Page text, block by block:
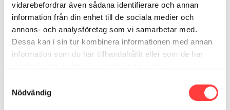
vidarebefordrar även sådana identifierare och annan
information från din enhet till de sociala medier och
annons- och analysföretag som vi samarbetar med.
Dessa kan i sin tur kombinera informationen med annan
information som du har tillhandahållit eller som de har
Nödvändig